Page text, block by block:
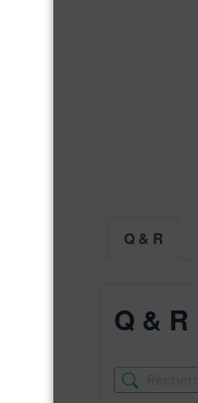
Q & R
Q & R